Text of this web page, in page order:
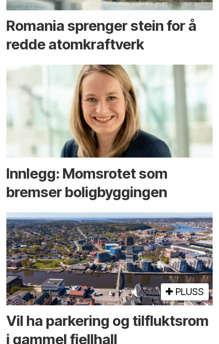
Romania sprenger stein for å
redde atomkraftverk
Innlegg: Moms­rotet som
bremser bolig­byggingen
PLUSS
Vil ha parkering og tilflukts­rom
i gammel fjellhall